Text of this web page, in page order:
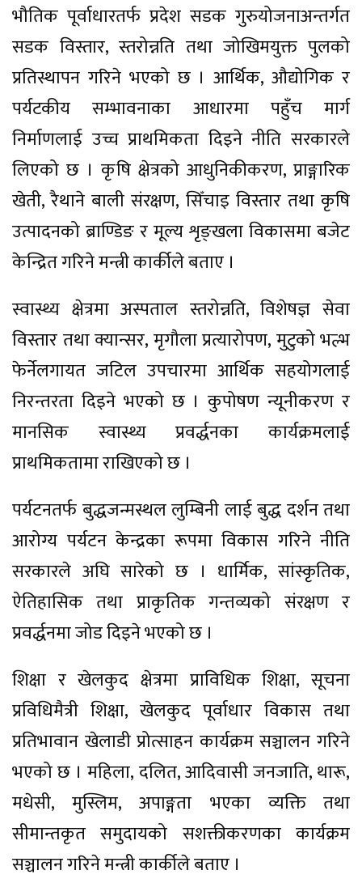
भौतिक पूर्वाधारतर्फ प्रदेश सडक गुरुयोजनाअन्तर्गत
सडक विस्तार, स्तरोन्नति तथा जोखिमयुक्त पुलको
प्रतिस्थापन गरिने भएको छ । आर्थिक, औद्योगिक र
पर्यटकीय सम्भावनाका आधारमा पहुँच मार्ग
निर्माणलाई उच्च प्राथमिकता दिइने नीति सरकारले
लिएको छ । कृषि क्षेत्रको आधुनिकीकरण, प्राङ्गारिक
खेती, रैथाने बाली संरक्षण, सिँचाइ विस्तार तथा कृषि
उत्पादनको ब्राण्डिङ र मूल्य शृङ्खला विकासमा बजेट
केन्द्रित गरिने मन्त्री कार्कीले बताए ।
स्वास्थ्य क्षेत्रमा अस्पताल स्तरोन्नति, विशेषज्ञ सेवा
विस्तार तथा क्यान्सर, मृगौला प्रत्यारोपण, मुटुको भल्भ
फेर्नेलगायत जटिल उपचारमा आर्थिक सहयोगलाई
निरन्तरता दिइने भएको छ । कुपोषण न्यूनीकरण र
मानसिक स्वास्थ्य प्रवर्द्धनका कार्यक्रमलाई
प्राथमिकतामा राखिएको छ ।
पर्यटनतर्फ बुद्धजन्मस्थल लुम्बिनी लाई बुद्ध दर्शन तथा
आरोग्य पर्यटन केन्द्रका रूपमा विकास गरिने नीति
सरकारले अघि सारेको छ । धार्मिक, सांस्कृतिक,
ऐतिहासिक तथा प्राकृतिक गन्तव्यको संरक्षण र
प्रवर्द्धनमा जोड दिइने भएको छ ।
शिक्षा र खेलकुद क्षेत्रमा प्राविधिक शिक्षा, सूचना
प्रविधिमैत्री शिक्षा, खेलकुद पूर्वाधार विकास तथा
प्रतिभावान खेलाडी प्रोत्साहन कार्यक्रम सञ्चालन गरिने
भएको छ । महिला, दलित, आदिवासी जनजाति, थारू,
मधेसी, मुस्लिम, अपाङ्गता भएका व्यक्ति तथा
सीमान्तकृत समुदायको सशक्तीकरणका कार्यक्रम
सञ्चालन गरिने मन्त्री कार्कीले बताए ।